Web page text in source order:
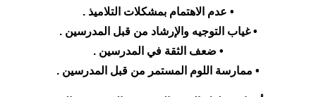
• عدم الاهتمام بمشكلات التلاميذ .
• غياب التوجيه والإرشاد من قبل المدرسين .
• ضعف الثقة في المدرسين .
• ممارسة اللوم المستمر من قبل المدرسين .